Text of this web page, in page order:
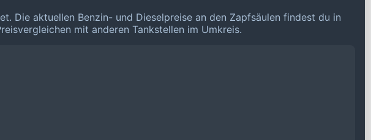
Die aktuellen Benzin- und Dieselpreise an den Zapfsäulen findest du in
mit anderen Tankstellen im Umkreis.